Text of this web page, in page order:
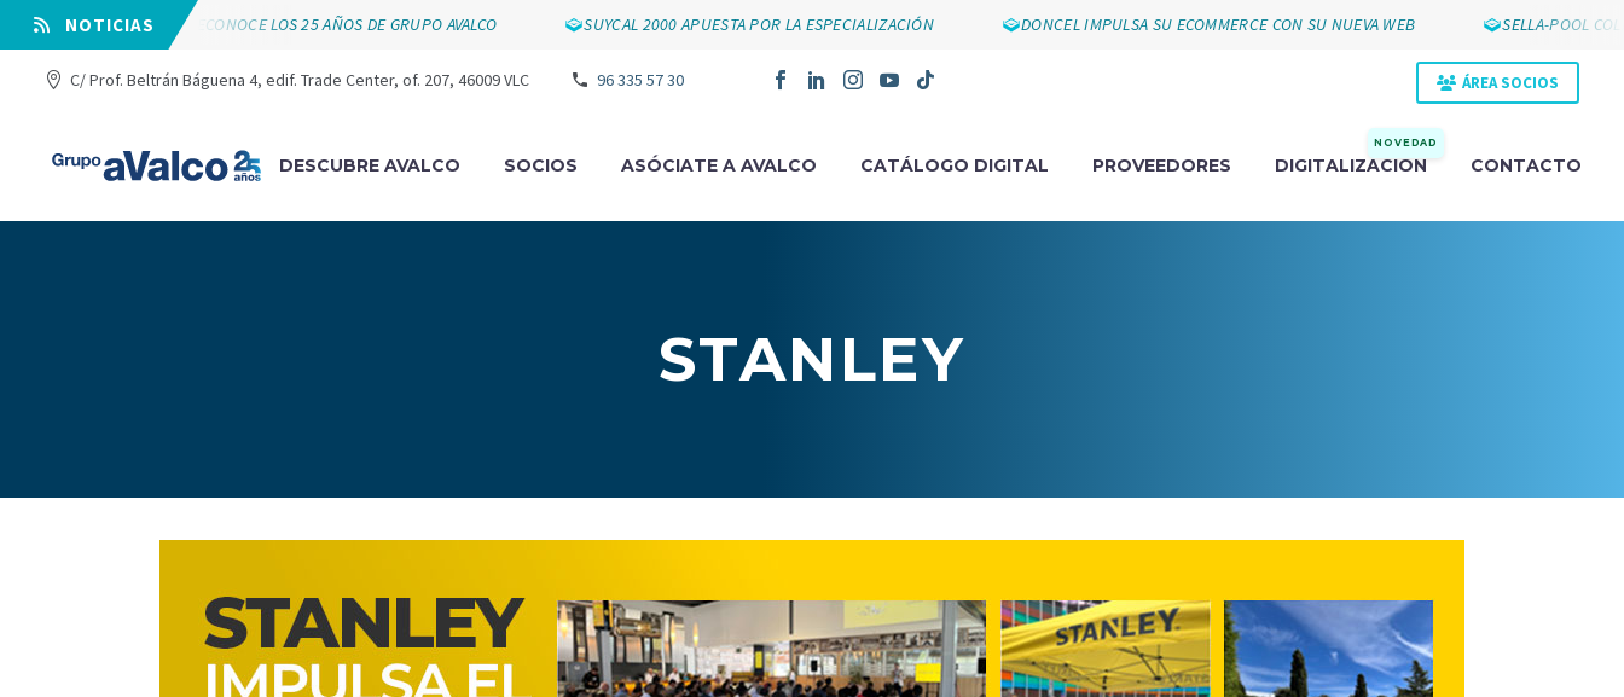
⠀NOTICIAS
VÁLVULAS ARCO RECONOCE LOS 25 AÑOS DE GRUPO AVALCO SUYCAL 2000 APUESTA POR LA ESPECIALIZACIÓN DONCEL IMPULSA SU ECOMMERCE CON SU NUEVA WEB SELLA-POOL
C/ Prof. Beltrán Báguena 4, edif. Trade Center, of. 207, 46009 VLC 96 335 57 30 ÁREA SOCIOS
DESCUBRE AVALCO SOCIOS ASÓCIATE A AVALCO CATÁLOGO DIGITAL PROVEEDORES DIGITALIZACIÓN
NOVEDAD
CONTACTO
STANLEY